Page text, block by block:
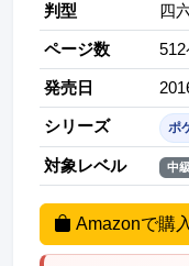
判型 四
ページ数
発売日
シリーズ ポ
対象レベル 中級
Amazonで購入